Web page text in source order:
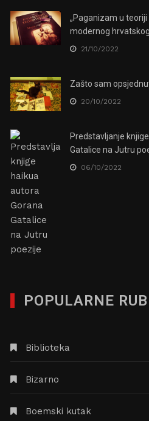
„Paganizam u
modernog
21/10/2022
Zašto sam
20/10/2022
Predstavljanje
Gatalice na Jutru
06/10/2022
POPULARNE
Biblioteka
Bizarno
Boemski kutak